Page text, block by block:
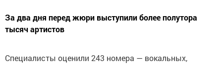
За два дня перед жюри выступили более полутора
тысяч артистов
Специалисты оценили 243 номера — вокальных,